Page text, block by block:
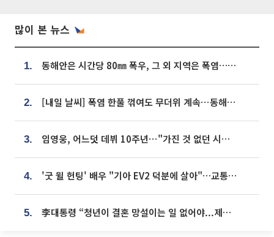
많이 본 뉴스
1. 동해안은 시간당 80㎜ 폭우, 그 외 지역은 폭염…‘극과 극 날씨’
2. [내일 날씨] 폭염 한풀 꺾여도 무더위 계속⋯동해안 이틀 연속 비
3. 임영웅, 어느덧 데뷔 10주년⋯"가진 것 없던 시절, 내 앞엔 20명의 팬뿐"
4. '굿 윌 헌팅' 배우 "기아 EV2 덕분에 살아"…교통사고 후 안전성 극찬
5. 李대통령 “청년이 결혼 망설이는 일 없어야...제도상 불이익 조사”